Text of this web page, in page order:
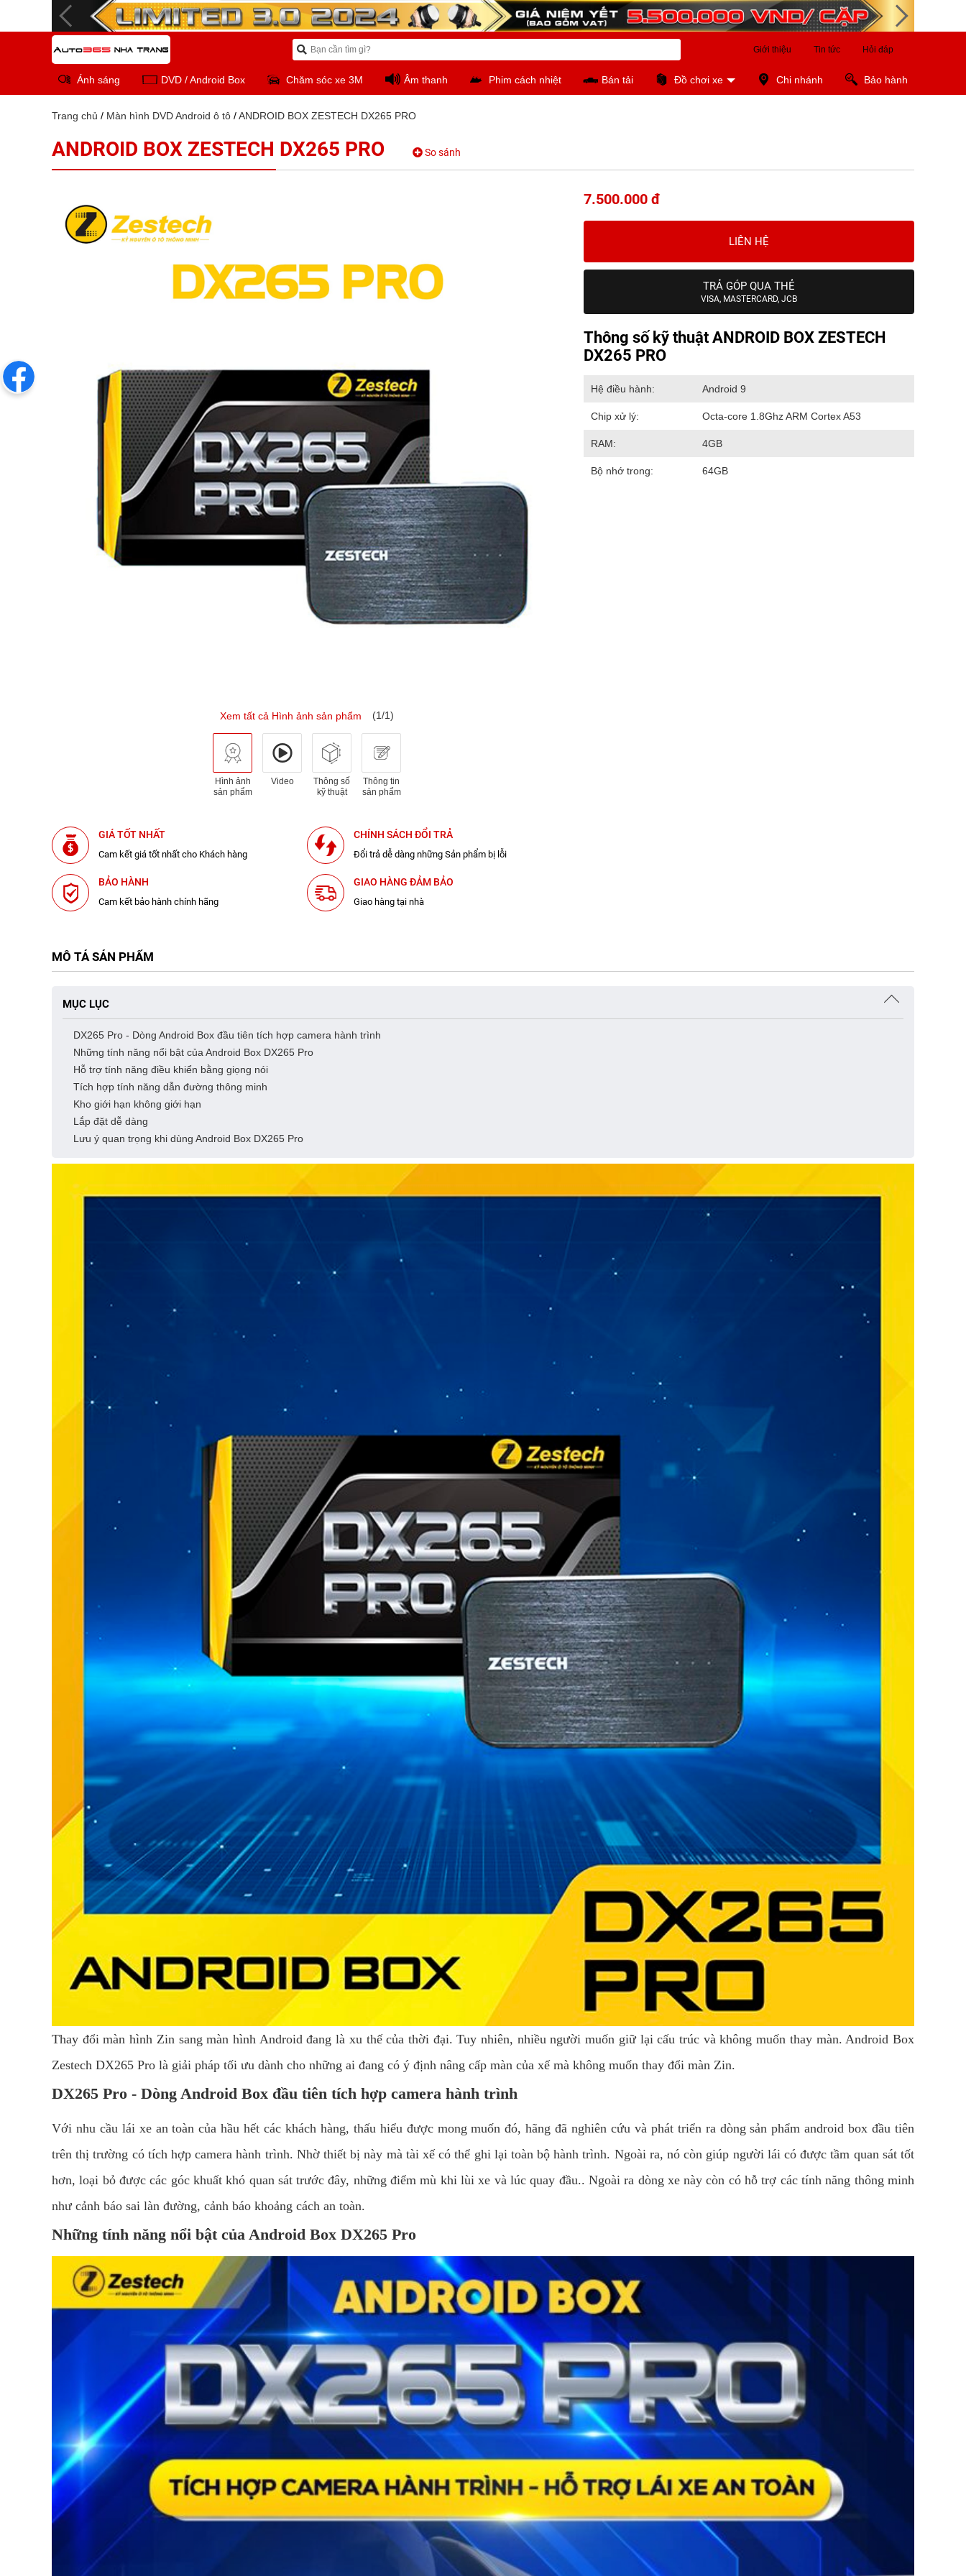
Giới thiệu Tin tức Hỏi đáp
Ánh sáng DVD / Android Box Chăm sóc xe 3M Âm thanh Phim cách nhiệt Bán tải Đồ chơi xe Chi nhánh Bảo hành
Trang chủ / Màn hình DVD Android ô tô /ANDROID BOX ZESTECH DX265 PRO
ANDROID BOX ZESTECH DX265 PRO So sánh
Xem tất cả Hình ảnh sản phẩm (1/1)
Hình ảnh
sản phẩm
Video
Thông số
kỹ thuật
Thông tin
sản phẩm
GIÁ TỐT NHẤT
Cam kết giá tốt nhất cho Khách hàng
CHÍNH SÁCH ĐỔI TRẢ
Đổi trả dễ dàng những Sản phẩm bị lỗi
BẢO HÀNH
Cam kết bảo hành chính hãng
GIAO HÀNG ĐẢM BẢO
Giao hàng tại nhà
7.500.000 đ
LIÊN HỆ
TRẢ GÓP QUA THẺ
VISA, MASTERCARD, JCB
Thông số kỹ thuật ANDROID BOX ZESTECH
DX265 PRO
Hệ điều hành: Android 9
Chip xử lý: Octa-core 1.8Ghz ARM Cortex A53
RAM: 4GB
Bộ nhớ trong: 64GB
MÔ TẢ SẢN PHẨM
MỤC LỤC
DX265 Pro - Dòng Android Box đầu tiên tích hợp camera hành trình
Những tính năng nổi bật của Android Box DX265 Pro
Hỗ trợ tính năng điều khiển bằng giọng nói
Tích hợp tính năng dẫn đường thông minh
Kho giới hạn không giới hạn
Lắp đặt dễ dàng
Lưu ý quan trọng khi dùng Android Box DX265 Pro
Thay đổi màn hình Zin sang màn hình Android đang là xu thế của thời đại. Tuy nhiên, nhiều người muốn giữ lại cấu trúc và không muốn thay màn. Android Box
Zestech DX265 Pro là giải pháp tối ưu dành cho những ai đang có ý định nâng cấp màn của xế mà không muốn thay đổi màn Zin.
DX265 Pro - Dòng Android Box đầu tiên tích hợp camera hành trình
Với nhu cầu lái xe an toàn của hầu hết các khách hàng, thấu hiểu được mong muốn đó, hãng đã nghiên cứu và phát triển ra dòng sản phẩm android box đầu tiên
trên thị trường có tích hợp camera hành trình. Nhờ thiết bị này mà tài xế có thể ghi lại toàn bộ hành trình. Ngoài ra, nó còn giúp người lái có được tầm quan sát tốt
hơn, loại bỏ được các góc khuất khó quan sát trước đây, những điểm mù khi lùi xe và lúc quay đầu.. Ngoài ra dòng xe này còn có hỗ trợ các tính năng thông minh
như cảnh báo sai làn đường, cảnh báo khoảng cách an toàn.
Những tính năng nổi bật của Android Box DX265 Pro